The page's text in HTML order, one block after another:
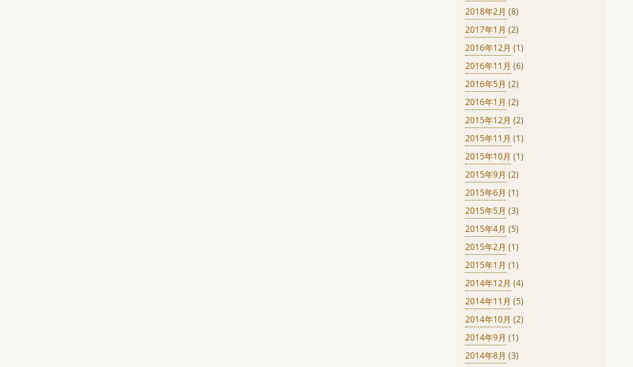
2018年2月 (8)
2017年1月 (2)
2016年12月 (1)
2016年11月 (6)
2016年5月 (2)
2016年1月 (2)
2015年12月 (2)
2015年11月 (1)
2015年10月 (1)
2015年9月 (2)
2015年6月 (1)
2015年5月 (3)
2015年4月 (5)
2015年2月 (1)
2015年1月 (1)
2014年12月 (4)
2014年11月 (5)
2014年10月 (2)
2014年9月 (1)
2014年8月 (3)